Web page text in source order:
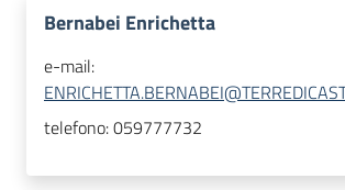
Bernabei Enrichetta
e-mail:
telefono:059777732